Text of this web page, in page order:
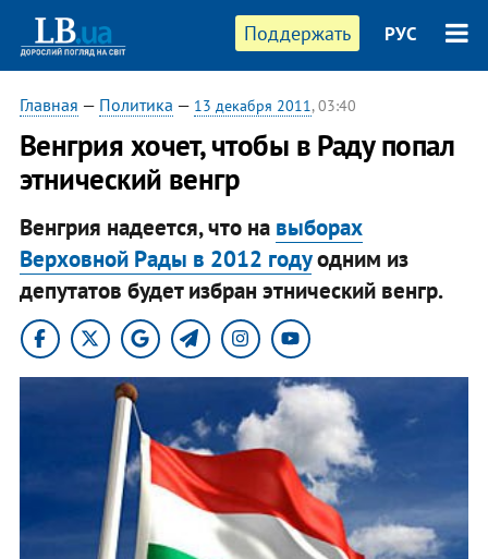
Поддержать РУС
Главная — Политика — 13 декабря 2011, 03:40
Венгрия хочет, чтобы в Раду попал
этнический венгр
Венгрия надеется, что на выборах
Верховной Рады в 2012 годуодним из
депутатов будет избран этнический венгр.